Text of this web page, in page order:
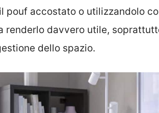
pouf accostato o utilizzandolo
renderlo davvero utile,
dello spazio.